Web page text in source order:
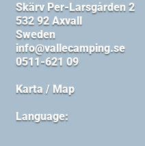
Skärv Per-Larsgården 2
532 92 Axvall
Sweden
info@vallecamping.se
0511-621 09
Karta / Map
Language: